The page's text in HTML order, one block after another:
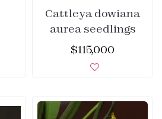
Cattleya dowiana
aurea seedlings
$115,000